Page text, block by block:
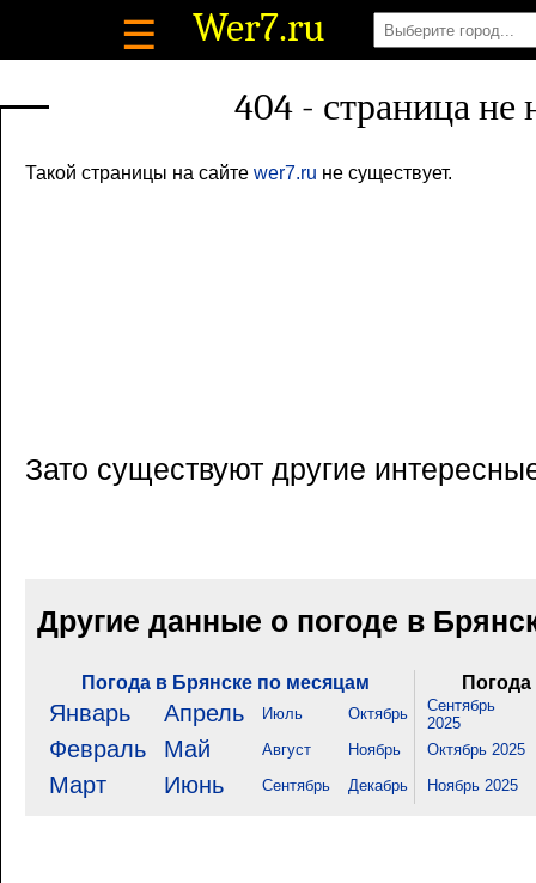
☰ Wer7.ru
404 - страница не
Такой страницы на сайте wer7.ru не существует.
Зато существуют другие
Другие данные о погоде в
Погода в Брянске по месяцам
Январь Апрель Июль Октябрь
Сентябрь
2025
Февраль Май Август Ноябрь Октябрь 2025
Март Июнь Сентябрь Декабрь Ноябрь 2025